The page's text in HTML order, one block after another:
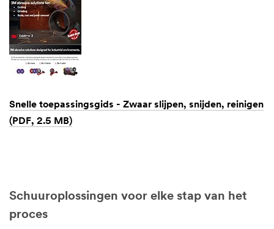
Snelle toepassingsgids - Zwaar slijpen, snijden, reinigen
(PDF, 2.5 MB)
Schuuroplossingen voor elke stap van het
proces